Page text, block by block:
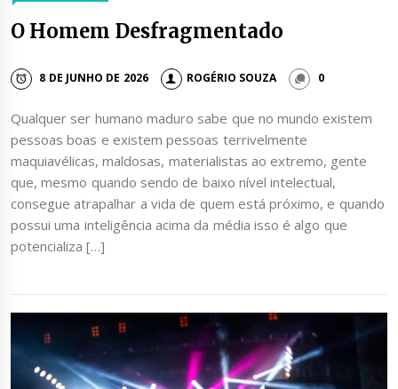
O Homem Desfragmentado
8 DE JUNHO DE 2026 ROGÉRIO SOUZA 0
Qualquer ser humano maduro sabe que no mundo existem
pessoas boas e existem pessoas terrivelmente
maquiavélicas, maldosas, materialistas ao extremo, gente
que, mesmo quando sendo de baixo nível intelectual,
consegue atrapalhar a vida de quem está próximo, e quando
possui uma inteligência acima da média isso é algo que
potencializa […]